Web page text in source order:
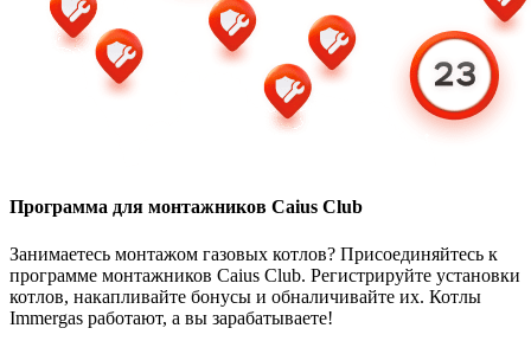
Программа для монтажников Caius Club
Занимаетесь монтажом газовых котлов? Присоединяйтесь к
программе монтажников Caius Club. Регистрируйте установки
котлов, накапливайте бонусы и обналичивайте их. Котлы
Immergas работают, а вы зарабатываете!